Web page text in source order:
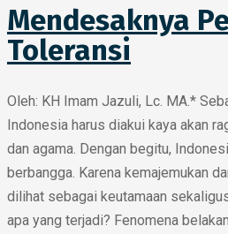
Mendesaknya
Toleransi
Oleh: KH Imam Jazuli, Lc. MA.*
Indonesia harus diakui kaya akan
dan agama. Dengan begitu,
berbangga. Karena kemajemukan
dilihat sebagai keutamaan
apa yang terjadi? Fenomena